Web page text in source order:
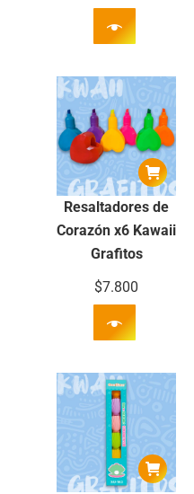
Resaltadores de
Corazón x6 Kawaii
Grafitos
$7.800